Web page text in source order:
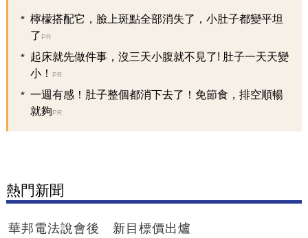
檸檬搭配它，臉上斑點全部消失了，小肚子都變平坦
了 PR
起床就先做件事，沒三天小腹就不見了! 肚子一天天變
小！
PR
一週有感！肚子整個都消下去了！免節食，排空順暢
就夠PR
熱門新聞
華邦電法說會後 新目標價出爐